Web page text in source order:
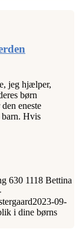
jeg hjælper,
børn
eneste
barn. Hvis
630 1118 Bettina
2023-09-
i dine børns